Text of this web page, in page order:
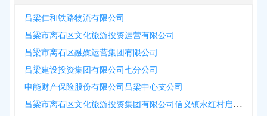
吕梁仁和铁路物流有限公司
吕梁市离石区文化旅游投资运营有限公司
吕梁市离石区融媒运营集团有限公司
吕梁建设投资集团有限公司七分公司
申能财产保险股份有限公司吕梁中心支公司
吕梁市离石区文化旅游投资集团有限公司信义镇永红村启寰视界分公司